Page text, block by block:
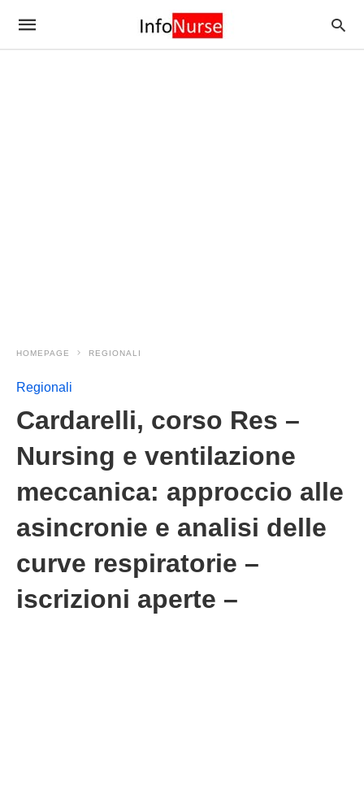
HOMEPAGE REGIONALI
Regionali
Cardarelli, corso Res –
Nursing e ventilazione
meccanica: approccio alle
asincronie e analisi delle
curve respiratorie –
iscrizioni aperte –